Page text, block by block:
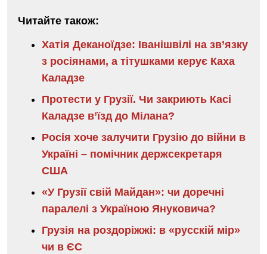
Читайте також:
Хатія Деканоїдзе: Іванішвілі на зв’язку
з росіянами, а тітушками керує Каха
Каладзе
Протести у Грузії. Чи закриють Касі
Каладзе в’їзд до Мілана?
Росія хоче залучити Грузію до війни в
Україні – помічник держсекретаря
США
«У Грузії свій Майдан»: чи доречні
паралелі з Україною Януковича?
Грузія на роздоріжжі: в «русскій мір»
чи в ЄС